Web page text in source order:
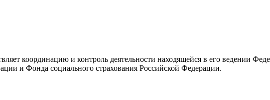
координацию и контроль деятельности находящейся в его ведении
и Фонда социального страхования Российской Федерации.